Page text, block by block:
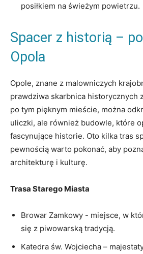
posiłkiem na świeżym⁢ powietrzu.
Spacer⁤ z historią –
Opola
Opole, znane z malowniczych
prawdziwa skarbnica historycznych
po tym pięknym mieście, ⁣można‍
uliczki, ⁢ale również budowle, które
fascynujące historie. Oto kilka tras
pewnością⁣ warto ​pokonać, aby
architekturę i kulturę.
Trasa Starego Miasta
Browar Zamkowy ⁤- miejsce, w
się z piwowarską tradycją.
Katedra św. Wojciecha‍ –